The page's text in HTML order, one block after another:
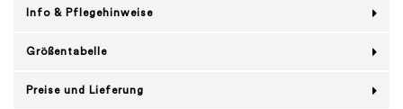
Info & Pflegehinweise
Größentabelle
Preise und Lieferung